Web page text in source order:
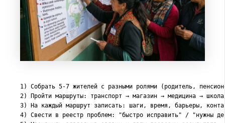
1) Собрать 5-7 жителей с разными ролями (родитель,
2) Пройти маршруты: транспорт → магазин → медицина →
3) На каждый маршрут записать: шаги, время, барьеры,
4) Свести в реестр проблем: "быстро исправить" / "нужны